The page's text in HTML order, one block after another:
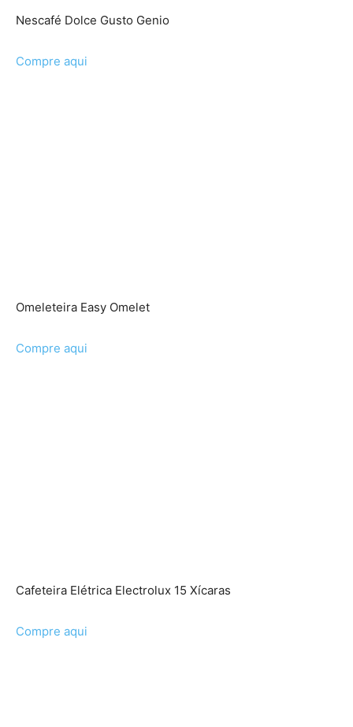
Nescafé Dolce Gusto Genio
Compre aqui
Omeleteira Easy Omelet
Compre aqui
Cafeteira Elétrica Electrolux 15 Xícaras
Compre aqui